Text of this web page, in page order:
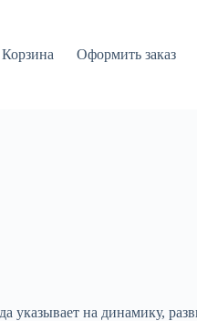
Корзина Оформить заказ
указывает на динамику,